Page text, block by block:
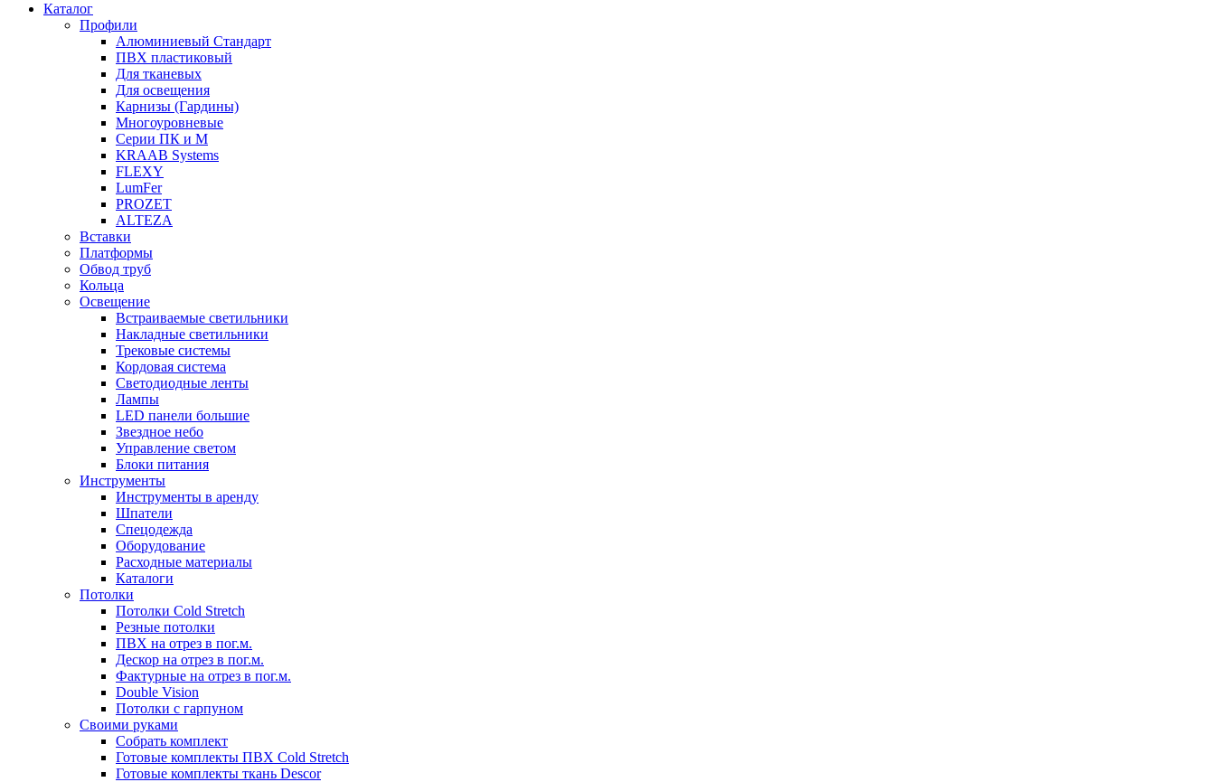
Каталог
Профили
Алюминиевый Стандарт
ПВХ пластиковый
Для тканевых
Для освещения
Карнизы (Гардины)
Многоуровневые
Серии ПК и М
KRAAB Systems
FLEXY
LumFer
PROZET
ALTEZA
Вставки
Платформы
Обвод труб
Кольца
Освещение
Встраиваемые светильники
Накладные светильники
Трековые системы
Кордовая система
Светодиодные ленты
Лампы
LED панели большие
Звездное небо
Управление светом
Блоки питания
Инструменты
Инструменты в аренду
Шпатели
Спецодежда
Оборудование
Расходные материалы
Каталоги
Потолки
Потолки Cold Stretch
Резные потолки
ПВХ на отрез в пог.м.
Дескор на отрез в пог.м.
Фактурные на отрез в пог.м.
Double Vision
Потолки с гарпуном
Своими руками
Собрать комплект
Готовые комплекты ПВХ Cold Stretch
Готовые комплекты ткань Descor